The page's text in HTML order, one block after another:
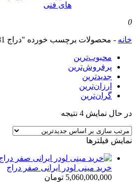
های فنی
0
خانه - محصولات برچسب خورده "دراج 781"
محبوب‌ترین
پرفروش‌ترین
جدیدترین
ارزان‌ترین
گران‌ترین
در حال نمایش 4 نتیجه
latest
نمایش فیلترها
خرید مینی لودر ایرانی صفر دراج
5,060,000,000 تومان